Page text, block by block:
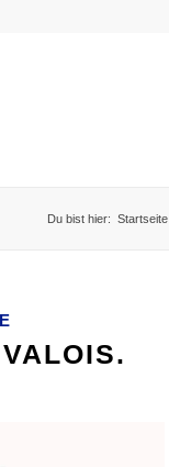
Du bist hier: Startseite